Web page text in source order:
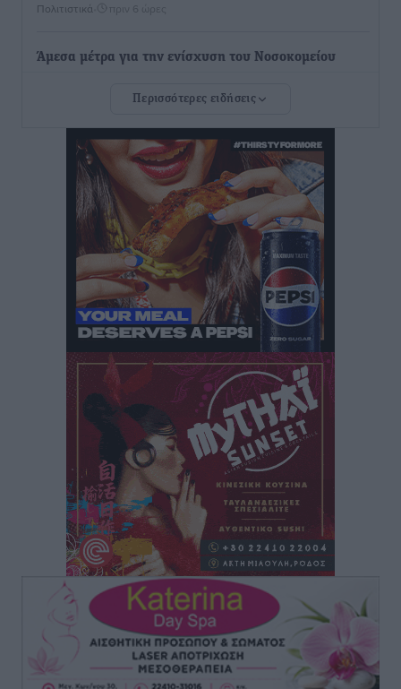
Πολιτιστικά πριν 6 ώρες
Άμεσα μέτρα για την ενίσχυση του Νοσοκομείου
ανακοίνωσε ο Άδωνις Γεωργιάδης
Iατρικός Σύλλογος Ροδου προς Α. Γεωργιάδη:
Στρατηγικές Προτάσεις για την Ενίσχυση της
Δημόσιας Υγείας στη Νησιωτική Ελλάδα και στα
Νοσοκομεία της Γ΄ Ζώνης
Τοπικές Ειδήσεις• πριν 7 ώρες
Πάνθηρες: Ξεκίνησαν αισιόδοξοι για την παρθενική
“πτήση” τους
Αθλητικά• πριν 7 ώρες
Άρης Αρχαγγέλου: Στο πλευρό του άτυχου Ιάκωβου
πριν 7 ώρες
Φοίβος: Η μεγάλη επιστροφή του Μπρένο Σαλβατιέρα
Αθλητικά• πριν 7 ώρες
Κλεάνθης: Έτοιμες οι κάρτες διαρκείας της νέας
σεζόν
Αθλητικά πριν 7 ώρες
Ατρόμητος Διμυλιάς: Ο Μαργαρίτης και μία
αδιαπραγμάτευτη φιλοσοφία
Περισσότερες ειδήσεις